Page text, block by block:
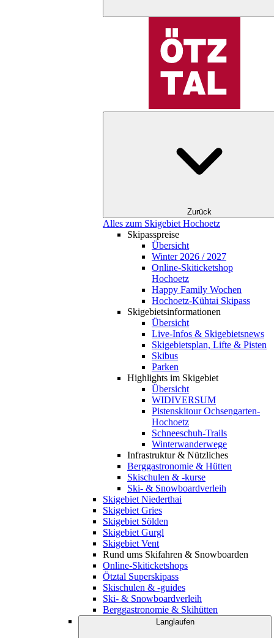
Zurück
Alles zum Skigebiet Hochoetz
Skipasspreise
Übersicht
Winter 2026 / 2027
Online-Skiticketshop
Hochoetz
Happy Family Wochen
Hochoetz-Kühtai Skipass
Skigebietsinformationen
Übersicht
Live-Infos & Skigebietsnews
Skigebietsplan, Lifte & Pisten
Skibus
Parken
Highlights im Skigebiet
Übersicht
WIDIVERSUM
Pistenskitour Ochsengarten-
Hochoetz
Schneeschuh-Trails
Winterwanderwege
Infrastruktur & Nützliches
Berggastronomie & Hütten
Skischulen & -kurse
Ski- & Snowboardverleih
Skigebiet Niederthai
Skigebiet Gries
Skigebiet Sölden
Skigebiet Gurgl
Skigebiet Vent
Rund ums Skifahren & Snowboarden
Online-Skiticketshops
Ötztal Superskipass
Skischulen & -guides
Ski- & Snowboardverleih
Berggastronomie & Skihütten
Langlaufen